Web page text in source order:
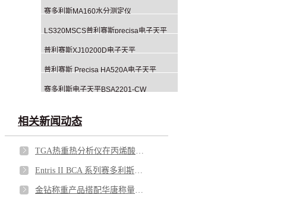
赛多利斯MA160水分测定仪
LS320MSCS普利赛斯precisa电子天平
普利赛斯XJ10200D电子天平
普利赛斯 Precisa HA520A电子天平
赛多利斯电子天平BSA2201-CW
相关新闻动态